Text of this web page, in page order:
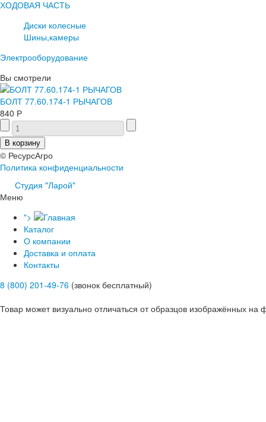
ХОДОВАЯ ЧАСТЬ
Диски колесные
Шины,камеры
Электрооборудование
Вы смотрели
БОЛТ 77.60.174-1 РЫЧАГОВ
840 Р
© РесурсАгро
Политика конфиденциальности
Студия "Ларой"
Меню
">
Каталог
О компании
Доставка и оплата
Контакты
8 (800) 201-49-76 (звонок бесплатный)
Товар может визуально отличаться от образцов изображённых на